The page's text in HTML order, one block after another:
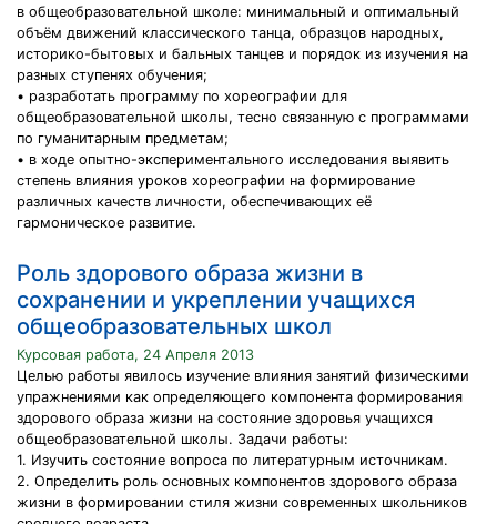
в общеобразовательной школе: минимальный и оптимальный
объём движений классического танца, образцов народных,
историко-бытовых и бальных танцев и порядок из изучения на
разных ступенях обучения;
• разработать программу по хореографии для
общеобразовательной школы, тесно связанную с программами
по гуманитарным предметам;
• в ходе опытно-экспериментального исследования выявить
степень влияния уроков хореографии на формирование
различных качеств личности, обеспечивающих её
гармоническое развитие.
Роль здорового образа жизни в
сохранении и укреплении учащихся
общеобразовательных школ
Курсовая работа, 24 Апреля 2013
Целью работы явилось изучение влияния занятий физическими
упражнениями как определяющего компонента формирования
здорового образа жизни на состояние здоровья учащихся
общеобразовательной школы. Задачи работы:
1. Изучить состояние вопроса по литературным источникам.
2. Определить роль основных компонентов здорового образа
жизни в формировании стиля жизни современных школьников